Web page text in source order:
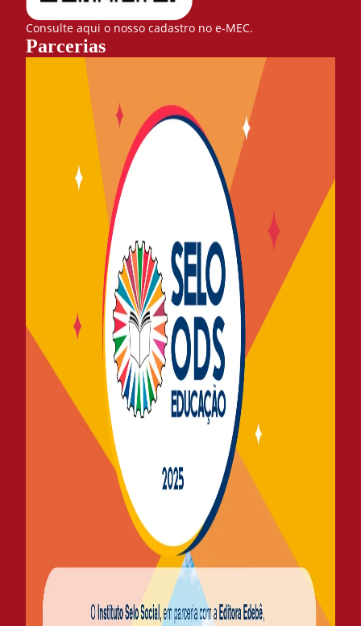
Consulte aqui o nosso cadastro no e-MEC.
Parcerias